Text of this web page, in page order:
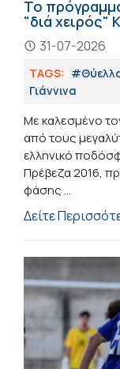
Το
"διά χειρός"
31-07-2026
TAGS:
Γιάννινα
Με καλεσμένο
από τους
ελληνικό
Πρέβεζα 2016,
φάσης ...
Δείτε